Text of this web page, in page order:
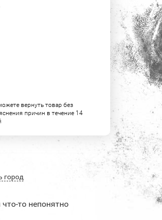
вернуть товар без
причин в течение 14
город
то непонятно